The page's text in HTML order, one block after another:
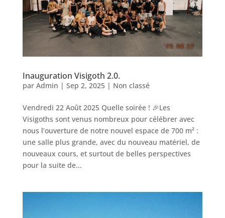
Inauguration Visigoth 2.0.
par Admin | Sep 2, 2025| Non classé
Vendredi 22 Août 2025 Quelle soirée ! 🎉Les
Visigoths sont venus nombreux pour célébrer avec
nous l’ouverture de notre nouvel espace de 700 m² :
une salle plus grande, avec du nouveau matériel, de
nouveaux cours, et surtout de belles perspectives
pour la suite de...